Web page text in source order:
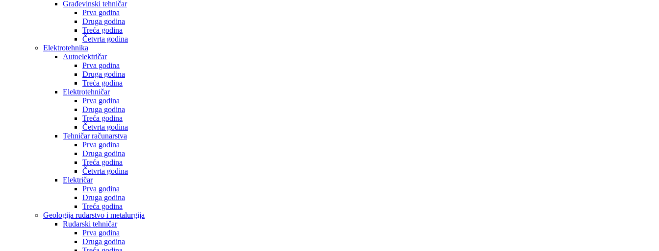
Građevinski tehničar
Prva godina
Druga godina
Treća godina
Četvrta godina
Elektrotehnika
Autoelektričar
Prva godina
Druga godina
Treća godina
Elektrotehničar
Prva godina
Druga godina
Treća godina
Četvrta godina
Tehničar računarstva
Prva godina
Druga godina
Treća godina
Četvrta godina
Električar
Prva godina
Druga godina
Treća godina
Geologija rudarstvo i metalurgija
Rudarski tehničar
Prva godina
Druga godina